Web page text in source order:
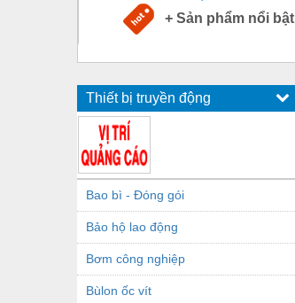
+ Sản phẩm nổi bật
Thiết bị truyền động
Bao bì - Đóng gói
Bảo hộ lao động
Bơm công nghiệp
Bùlon ốc vít